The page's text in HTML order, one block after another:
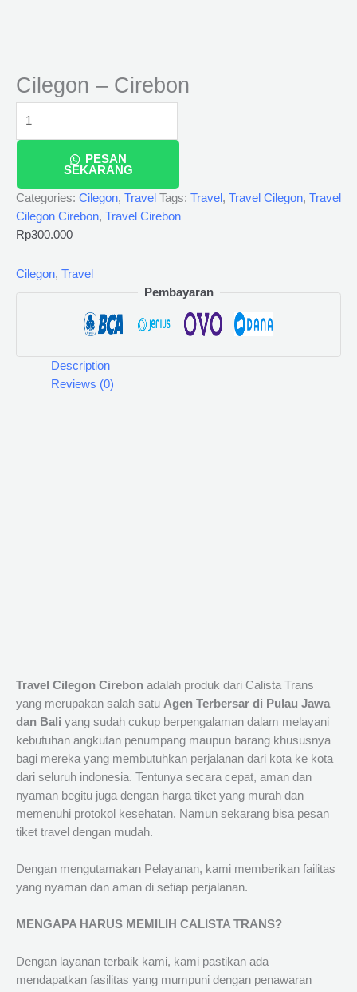
Cilegon – Cirebon
PESAN
SEKARANG
Categories: Cilegon, Travel Tags: Travel , Travel Cilegon, Travel
Cilegon Cirebon, Travel Cirebon
Rp300.000
Cilegon, Travel
Pembayaran
Description
Reviews (0)
Travel Cilegon Cirebon adalah produk dari Calista Trans
yang merupakan salah satu Agen Terbersar di Pulau Jawa
dan Bali yang sudah cukup berpengalaman dalam melayani
kebutuhan angkutan penumpang maupun barang khususnya
bagi mereka yang membutuhkan perjalanan dari kota ke kota
dari seluruh indonesia. Tentunya secara cepat, aman dan
nyaman begitu juga dengan harga tiket yang murah dan
memenuhi protokol kesehatan. Namun sekarang bisa pesan
tiket travel dengan mudah.
Dengan mengutamakan Pelayanan, kami memberikan failitas
yang nyaman dan aman di setiap perjalanan.
MENGAPA HARUS MEMILIH CALISTA TRANS?
Dengan layanan terbaik kami, kami pastikan ada
mendapatkan fasilitas yang mumpuni dengan penawaran